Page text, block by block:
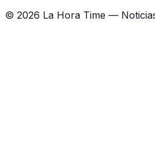
© 2026 La Hora Time —